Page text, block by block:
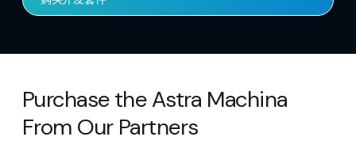
Purchase the Astra Machina
From Our Partners